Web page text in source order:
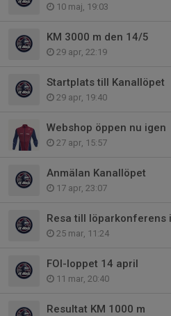
10 maj, 19:03
KM 3000 m den 14/5
29 apr, 22:19
Startplats till Kanallöpet
29 apr, 19:40
Webshop öppen nu igen
27 apr, 15:57
Anmälan Kanallöpet
17 apr, 23:07
Resa till löparkonferens
25 mar, 11:24
FOI-loppet 14 april
11 mar, 20:40
Resultat KM 1000 m